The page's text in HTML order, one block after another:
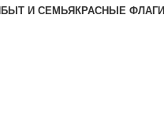
БЫТ И СЕМЬЯ КРАСНЫЕ ФЛАГИ